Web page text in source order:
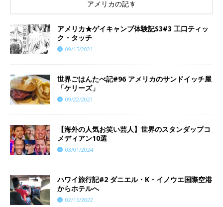
アメリカの記事
アメリカ★ゲイキャンプ体験記S3#3 工口ティッ
ク・タッチ
09/15/2021
世界ごはんたべ記#96 アメリカのサンドイッチ屋
「ケリーズ」
09/22/2021
【海外の人気お笑い芸人】世界のスタンダップコ
メディアン10選
03/01/2024
ハワイ旅行記#2 ダニエル・K・イノウエ国際空港
からホテルへ
02/16/2022